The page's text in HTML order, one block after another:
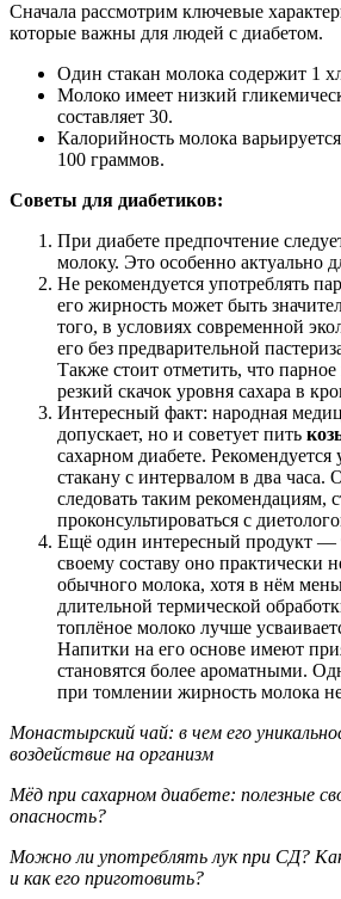
Сначала рассмотрим ключевые
которые важны для людей с диабетом.
Один стакан молока содержит 1
Молоко имеет низкий
составляет 30.
Калорийность молока
100 граммов.
Советы для диабетиков:
При диабете предпочтение
молоку. Это особенно актуально
Не рекомендуется употреблять
его жирность может быть
того, в условиях современной
его без предварительной
Также стоит отметить, что
резкий скачок уровня сахара в
Интересный факт: народная
допускает, но и советует пить
сахарном диабете. Рекомендуется
стакану с интервалом в два часа.
следовать таким рекомендациям,
проконсультироваться с
Ещё один интересный продукт —
своему составу оно практически
обычного молока, хотя в нём
длительной термической
топлёное молоко лучше
Напитки на его основе имеют
становятся более ароматными.
при томлении жирность молока
Монастырский чай: в чем его
воздействие на организм
Мёд при сахарном диабете: полезные
опасность?
Можно ли употреблять лук при СД?
и как его приготовить?